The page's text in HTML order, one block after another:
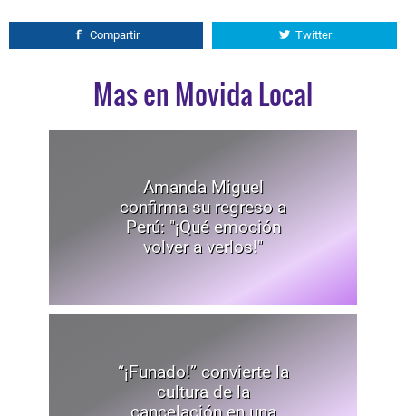
Compartir Twitter
Mas en Movida Local
Amanda Miguel
confirma su regreso a
Perú: "¡Qué emoción
volver a verlos!"
“¡Funado!” convierte la
cultura de la
cancelación en una